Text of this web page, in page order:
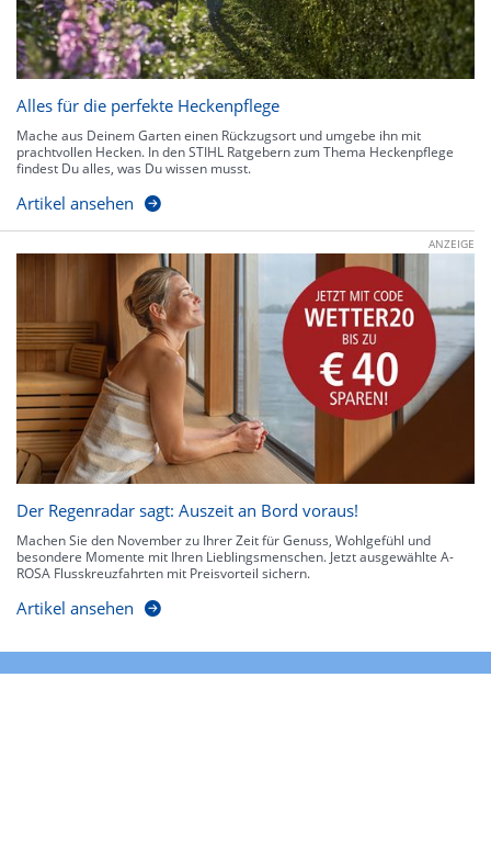
Alles für die perfekte Heckenpflege
Mache aus Deinem Garten einen Rückzugsort und umgebe ihn mit
prachtvollen Hecken. In den STIHL Ratgebern zum Thema Heckenpflege
findest Du alles, was Du wissen musst.
Artikel ansehen
ANZEIGE
Der Regenradar sagt: Auszeit an Bord voraus!
Machen Sie den November zu Ihrer Zeit für Genuss, Wohlgefühl und
besondere Momente mit Ihren Lieblingsmenschen. Jetzt ausgewählte A-
ROSA Flusskreuzfahrten mit Preisvorteil sichern.
Artikel ansehen